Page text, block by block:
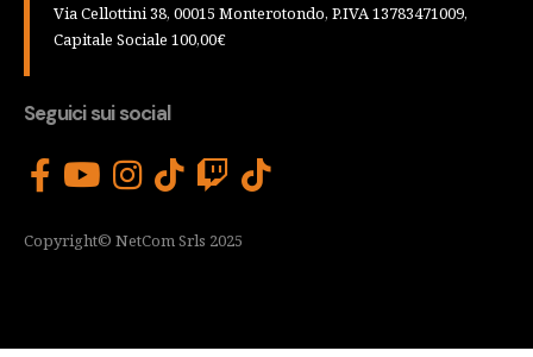
Via Cellottini 38, 00015 Monterotondo, P.IVA 13783471009,
Capitale Sociale 100,00€
Seguici sui social
Copyright© NetCom Srls 2025